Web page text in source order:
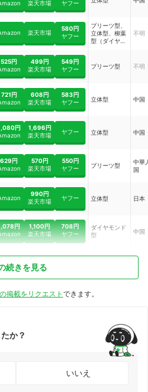
楽天市場
ヤフー
楽天市場
580円
ヤフー
プリーツ型、
立体型、柳葉
型（ダイヤモ
不明
525円
499円
楽天市場
549円
ヤフー
プリーツ型 不明
721円
608円
楽天市場
583円
ヤフー
立体型 中国
円
1,696円
楽天市場
ヤフー 立体型 中国
629円
570円
楽天市場
550円
ヤフー
プリーツ型
中華
国
990円
楽天市場
ヤフー 立体型 日本
円
1,100円
楽天市場
708円
ヤフー
ダイヤモンド
型
中国
続きを見る
掲載をリクエスト できます。
か？
いいえ